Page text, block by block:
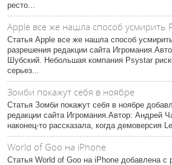
ресто...
Apple все же нашла способ усмирить
Статья Apple все же нашла способ
разрешения редакции сайта
Шубский. Небольшая компания Psystar
серьез...
Зомби покажут себя в ноябре
Статья Зомби покажут себя в ноябре
редакции сайта Игромания.Автор: Андрей
наконец-то рассказала, когда демоверсия
World of Goo на iPhone
Статья World of Goo на iPhone добавлена с